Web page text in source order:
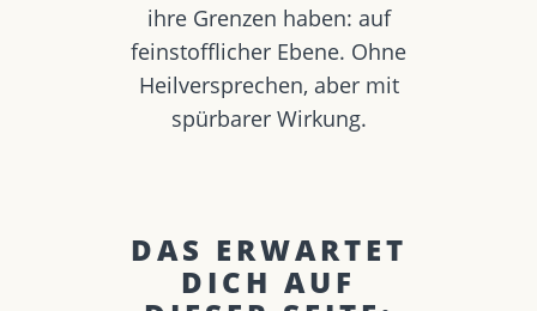
ihre Grenzen haben: auf
feinstofflicher Ebene. Ohne
Heilversprechen, aber mit
spürbarer Wirkung.
DAS ERWARTET
DICH AUF